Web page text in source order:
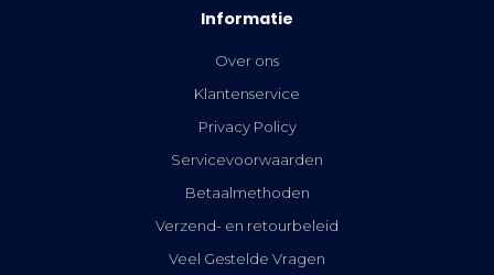
Informatie
Over ons
Klantenservice
Privacy Policy
Servicevoorwaarden
Betaalmethoden
Verzend- en retourbeleid
Veel Gestelde Vragen